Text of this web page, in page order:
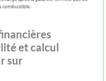
combustible.
et calcul
sur